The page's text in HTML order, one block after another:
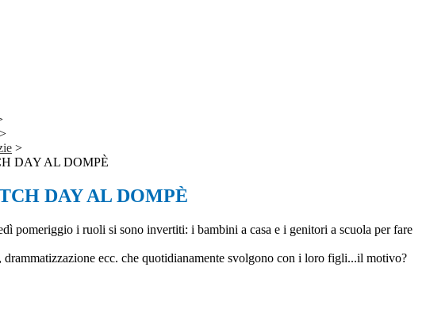
>
>
DAY AL DOMPÈ
DAY AL DOMPÈ
pomeriggio i ruoli si sono invertiti: i bambini a casa e i genitori a scuola per fare
ecc. che quotidianamente svolgono con i loro figli...il motivo?